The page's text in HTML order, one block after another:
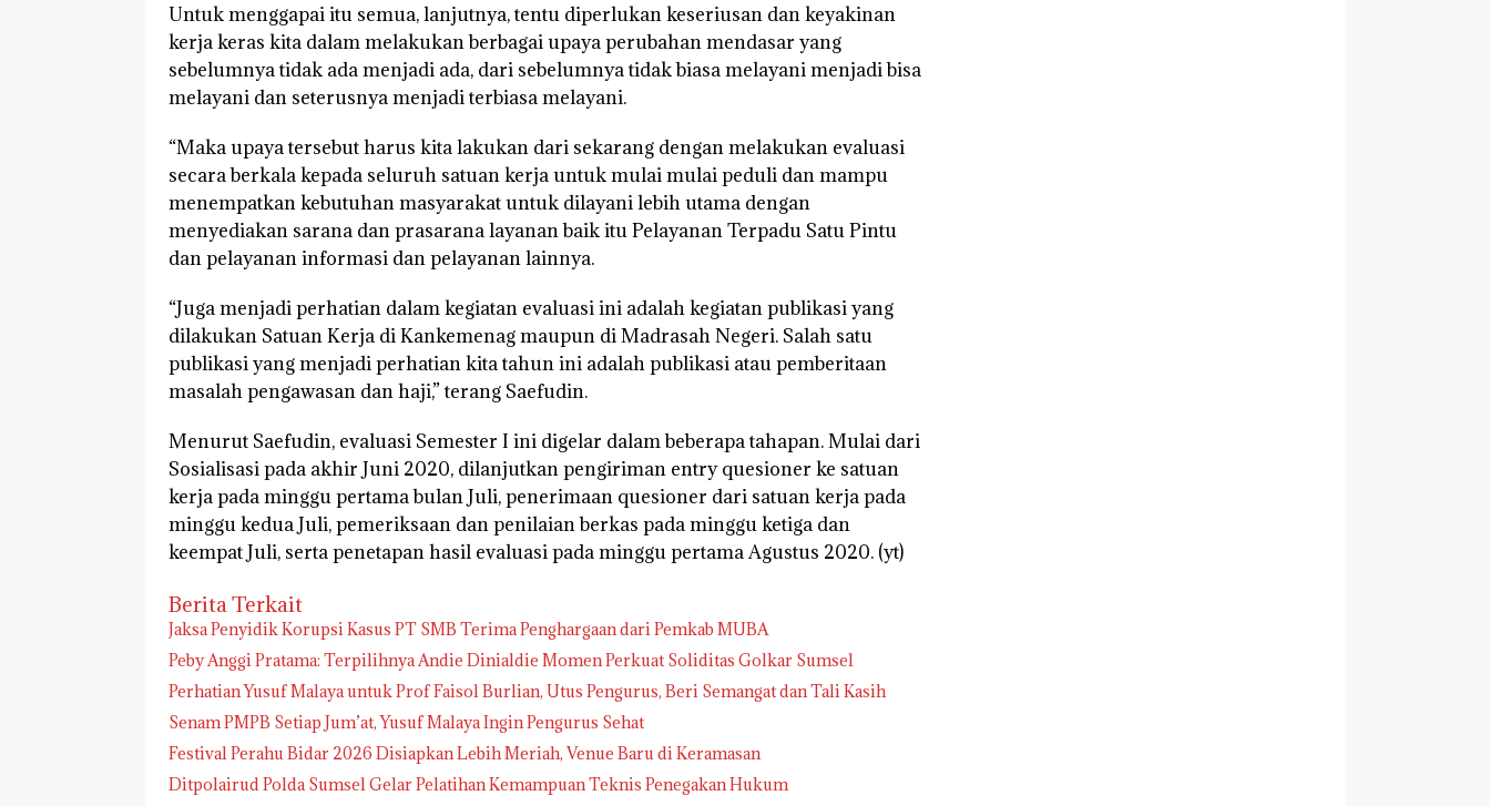
Untuk menggapai itu semua, lanjutnya, tentu diperlukan keseriusan dan keyakinan
kerja keras kita dalam melakukan berbagai upaya perubahan mendasar yang
sebelumnya tidak ada menjadi ada, dari sebelumnya tidak biasa melayani menjadi bisa
melayani dan seterusnya menjadi terbiasa melayani.
“Maka upaya tersebut harus kita lakukan dari sekarang dengan melakukan evaluasi
secara berkala kepada seluruh satuan kerja untuk mulai mulai peduli dan mampu
menempatkan kebutuhan masyarakat untuk dilayani lebih utama dengan
menyediakan sarana dan prasarana layanan baik itu Pelayanan Terpadu Satu Pintu
dan pelayanan informasi dan pelayanan lainnya.
“Juga menjadi perhatian dalam kegiatan evaluasi ini adalah kegiatan publikasi yang
dilakukan Satuan Kerja di Kankemenag maupun di Madrasah Negeri. Salah satu
publikasi yang menjadi perhatian kita tahun ini adalah publikasi atau pemberitaan
masalah pengawasan dan haji,” terang Saefudin.
Menurut Saefudin, evaluasi Semester I ini digelar dalam beberapa tahapan. Mulai dari
Sosialisasi pada akhir Juni 2020, dilanjutkan pengiriman entry quesioner ke satuan
kerja pada minggu pertama bulan Juli, penerimaan quesioner dari satuan kerja pada
minggu kedua Juli, pemeriksaan dan penilaian berkas pada minggu ketiga dan
keempat Juli, serta penetapan hasil evaluasi pada minggu pertama Agustus 2020. (yt)
Berita Terkait
Jaksa Penyidik Korupsi Kasus PT SMB Terima Penghargaan dari Pemkab MUBA
Peby Anggi Pratama: Terpilihnya Andie Dinialdie Momen Perkuat Soliditas Golkar Sumsel
Perhatian Yusuf Malaya untuk Prof Faisol Burlian, Utus Pengurus, Beri Semangat dan Tali Kasih
Senam PMPB Setiap Jum’at, Yusuf Malaya Ingin Pengurus Sehat
Festival Perahu Bidar 2026 Disiapkan Lebih Meriah, Venue Baru di Keramasan
Ditpolairud Polda Sumsel Gelar Pelatihan Kemampuan Teknis Penegakan Hukum